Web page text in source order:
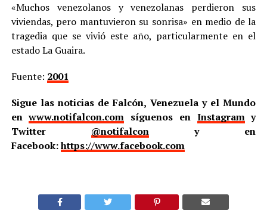
«Muchos venezolanos y venezolanas perdieron sus
viviendas, pero mantuvieron su sonrisa» en medio de la
tragedia que se vivió este año, particularmente en el
estado La Guaira.
Fuente: 2001
Sigue las noticias de Falcón, Venezuela y el Mundo
enwww.notifalcon.com síguenos en Instagramy
Twitter @notifalcony en
Facebook:https://www.facebook.com